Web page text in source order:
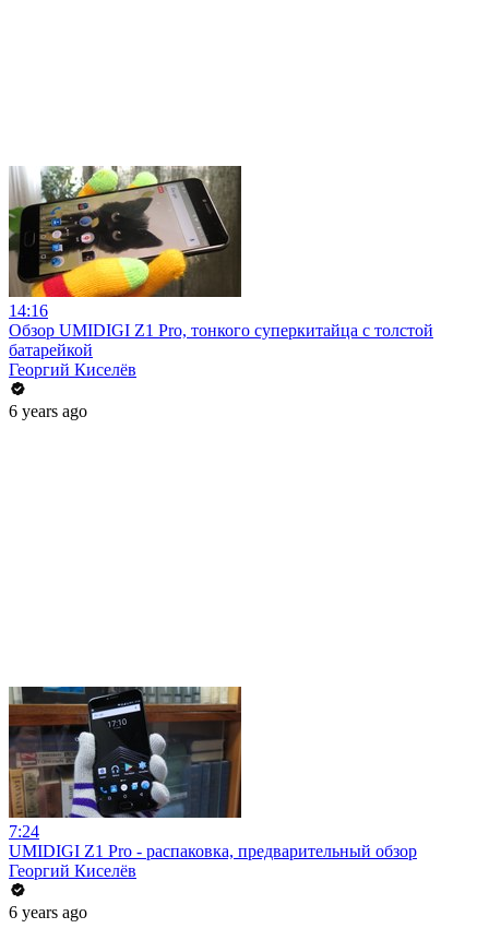
14:16
Обзор UMIDIGI Z1 Pro, тонкого суперкитайца с толстой
батарейкой
Георгий Киселёв
6 years ago
7:24
UMIDIGI Z1 Pro - распаковка, предварительный обзор
Георгий Киселёв
6 years ago